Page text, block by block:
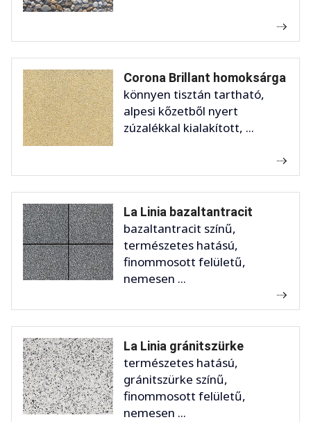
Corona Brillant homoksárga
könnyen tisztán tartható,
alpesi kőzetből nyert
zúzalékkal kialakított, ...
La Linia bazaltantracit
bazaltantracit színű,
természetes hatású,
finommosott felületű,
nemesen ...
La Linia gránitszürke
természetes hatású,
gránitszürke színű,
finommosott felületű,
nemesen ...